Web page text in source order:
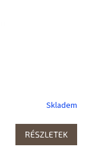
Skladem
RÉSZLETEK